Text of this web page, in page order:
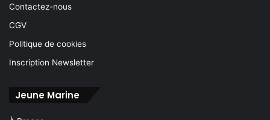
Contactez-nous
CGV
Politique de cookies
Inscription Newsletter
Jeune Marine